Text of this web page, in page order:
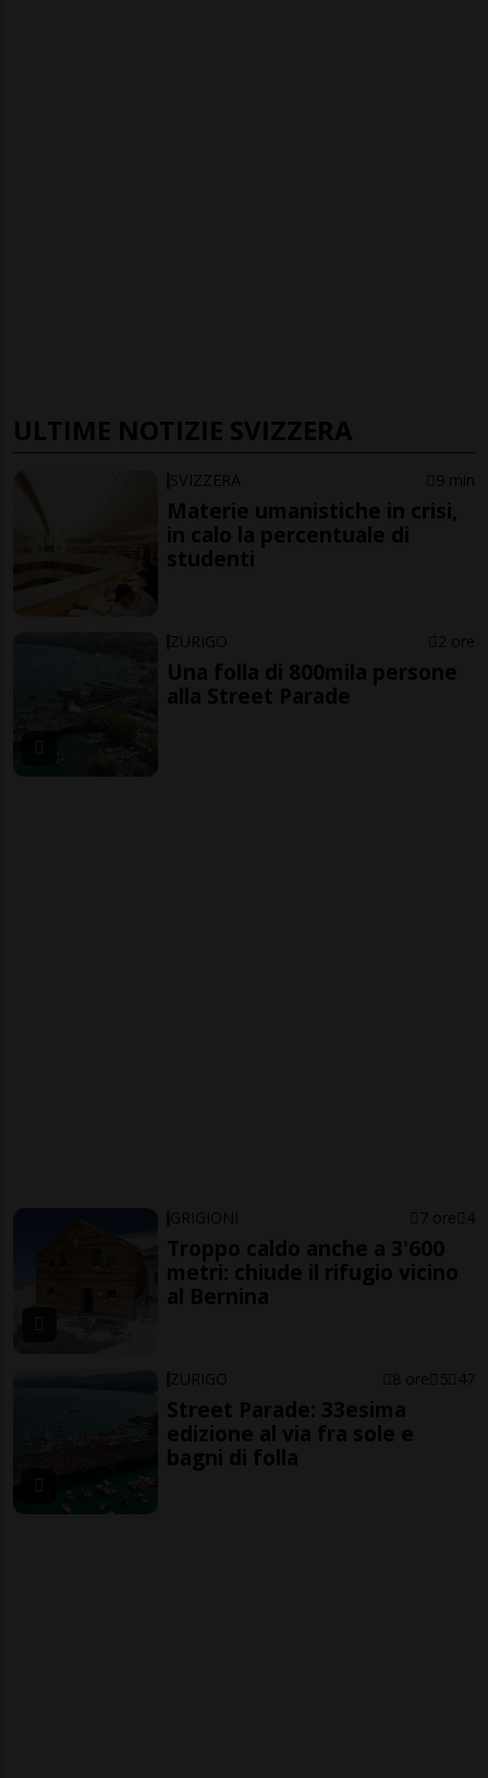
ULTIME NOTIZIE SVIZZERA
SVIZZERA 9 min
Materie umanistiche in crisi,
in calo la percentuale di
studenti
ZURIGO 2 ore
Una folla di 800mila persone
alla Street Parade
GRIGIONI 7 ore 4
Troppo caldo anche a 3'600
metri: chiude il rifugio vicino
al Bernina
ZURIGO 8 ore 5 47
Street Parade: 33esima
edizione al via fra sole e
bagni di folla